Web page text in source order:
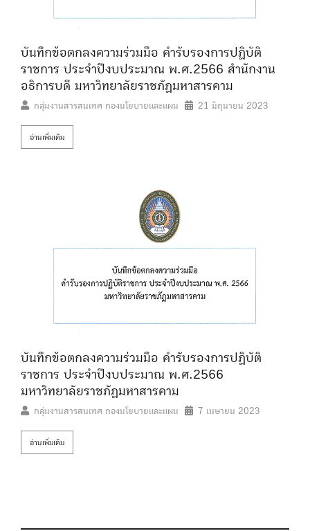
บันทึกข้อตกลงความร่วมมือ คำรับรองการปฏิบัติ
ราชการ ประจำปีงบประมาณ พ.ศ.2566 สำนักงาน
อธิการบดี มหาวิทยาลัยราชภัฏมหาสารคาม
กลุ่มงานสารสนเทศ กองนโยบายและแผน 21 มิถุนายน 2023
อ่านเพิ่มเติม
บันทึกข้อตกลงความร่วมมือ คำรับรองการปฏิบัติ
ราชการ ประจำปีงบประมาณ พ.ศ.2566
มหาวิทยาลัยราชภัฏมหาสารคาม
กลุ่มงานสารสนเทศ กองนโยบายและแผน 7 เมษายน 2023
อ่านเพิ่มเติม